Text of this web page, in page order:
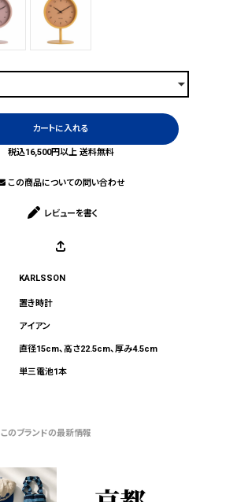
カートに入れる
税込16,500円以上 送料無料
この商品についての問い合わせ
レビューを書く
KARLSSON
置き時計
アイアン
直径15cm、高さ22.5cm、厚み4.5cm
単三電池1本
このブランドの最新情報